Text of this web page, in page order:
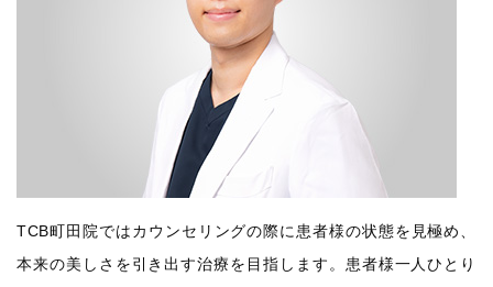
TCB町田院ではカウンセリングの際に患者様の状態を見極め、
本来の美しさを引き出す治療を目指します。患者様一人ひとり